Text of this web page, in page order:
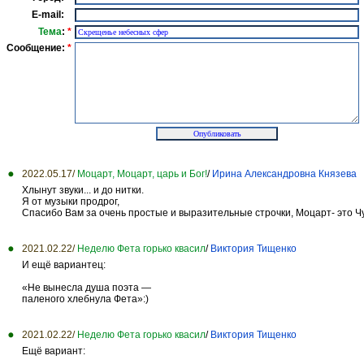
E-mail:
Тема: *
Сообщение: *
2022.05.17/ Моцарт, Моцарт, царь и Бог!/ Ирина Александровна Князева
Хлынут звуки... и до нитки.
Я от музыки продрог,
Спасибо Вам за очень простые и выразительные строчки, Моцарт- это
2021.02.22/ Неделю Фета горько квасил/ Виктория Тищенко
И ещё вариантец:
«Не вынесла душа поэта —
паленого хлебнула Фета»:)
2021.02.22/ Неделю Фета горько квасил/ Виктория Тищенко
Ещё вариант: